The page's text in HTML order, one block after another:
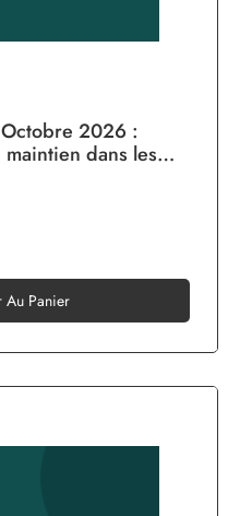
2026 :
dans les
Au Panier